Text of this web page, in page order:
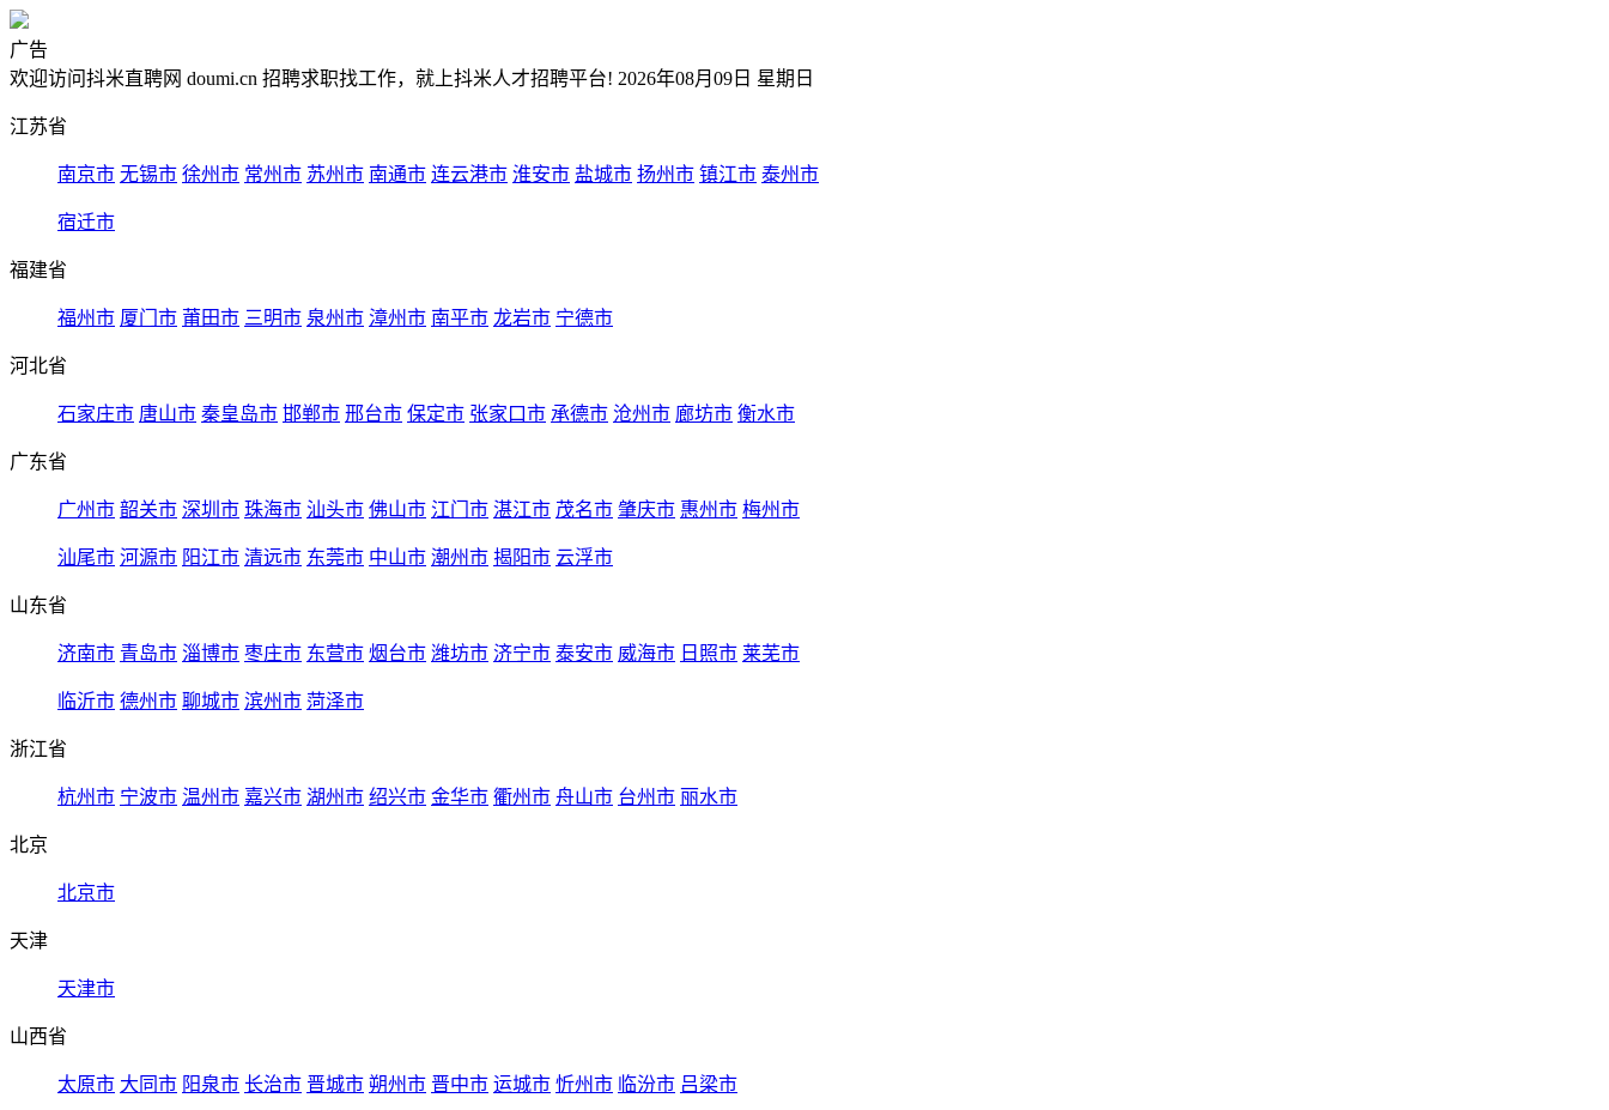
广告
欢迎访问抖米直聘网 doumi.cn 招聘求职找工作，就上抖米人才招聘平台! 2026年08月09日 星期日
江苏省
南京市 无锡市 徐州市 常州市 苏州市 南通市 连云港市 淮安市 盐城市 扬州市 镇江市 泰州市
宿迁市
福建省
福州市 厦门市 莆田市 三明市 泉州市 漳州市 南平市 龙岩市 宁德市
河北省
石家庄市 唐山市 秦皇岛市 邯郸市 邢台市 保定市 张家口市 承德市 沧州市 廊坊市 衡水市
广东省
广州市 韶关市 深圳市 珠海市 汕头市 佛山市 江门市 湛江市 茂名市 肇庆市 惠州市 梅州市
汕尾市 河源市 阳江市 清远市 东莞市 中山市 潮州市 揭阳市 云浮市
山东省
济南市 青岛市 淄博市 枣庄市 东营市 烟台市 潍坊市 济宁市 泰安市 威海市 日照市 莱芜市
临沂市 德州市 聊城市 滨州市 菏泽市
浙江省
杭州市 宁波市 温州市 嘉兴市 湖州市 绍兴市 金华市 衢州市 舟山市 台州市 丽水市
北京
北京市
天津
天津市
山西省
太原市 大同市 阳泉市 长治市 晋城市 朔州市 晋中市 运城市 忻州市 临汾市 吕梁市